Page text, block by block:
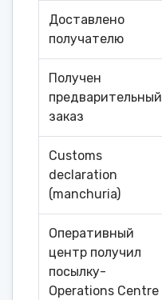
Доставлено
получателю
Получен
предварительный
заказ
Customs
declaration
(manchuria)
Оперативный
центр получил
посылку-
Operations Centre